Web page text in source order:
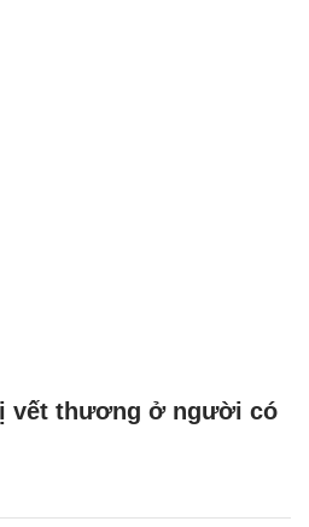
vết thương ở người có